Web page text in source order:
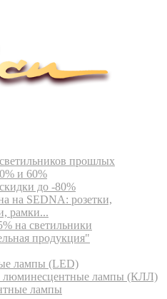
прошлых
и 60%
до -80%
на SEDNA: розетки,
рамки...
на светильники
продукция"
лампы (LED)
люминесцентные лампы (КЛЛ)
лампы